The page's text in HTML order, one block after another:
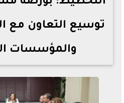
توسيع التعاون مع
والمؤسسات